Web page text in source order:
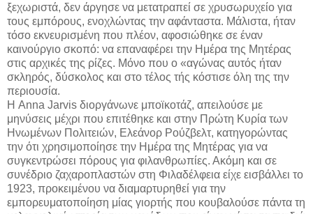
ξεχωριστά, δεν άργησε να μετατραπεί σε χρυσωρυχείο για
τους εμπόρους, ενοχλώντας την αφάνταστα. Μάλιστα, ήταν
τόσο εκνευρισμένη που πλέον, αφοσιώθηκε σε έναν
καινούργιο σκοπό: να επαναφέρει την Ημέρα της Μητέρας
στις αρχικές της ρίζες. Μόνο που ο «αγώνας αυτός ήταν
σκληρός, δύσκολος και στο τέλος τής κόστισε όλη της την
περιουσία.
Η Anna Jarvis διοργάνωνε μποϊκοτάζ, απειλούσε με
μηνύσεις μέχρι που επιτέθηκε και στην Πρώτη Κυρία των
Ηνωμένων Πολιτειών, Ελεάνορ Ρούζβελτ, κατηγορώντας
την ότι χρησιμοποίησε την Ημέρα της Μητέρας για να
συγκεντρώσει πόρους για φιλανθρωπίες. Ακόμη και σε
συνέδριο ζαχαροπλαστών στη Φιλαδέλφεια είχε εισβάλλει το
1923, προκειμένου να διαμαρτυρηθεί για την
εμπορευματοποίηση μίας γιορτής που κουβαλούσε πάντα τη